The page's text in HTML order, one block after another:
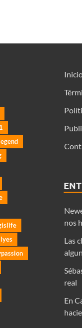
nos
Las
real
En